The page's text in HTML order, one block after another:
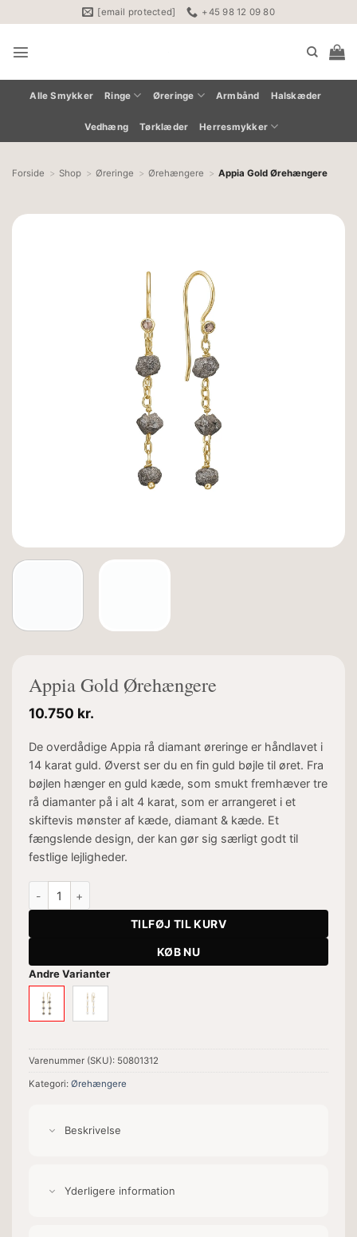
til
indhold
[email protected] +45 98 12 09 80
Alle Smykker Ringe Øreringe Armbånd Halskæder
Vedhæng Tørklæder Herresmykker
Forside Shop Øreringe Ørehængere Appia Gold Ørehængere
Appia Gold Ørehængere
10.750 kr.
De overdådige Appia rå diamant øreringe er håndlavet i
14 karat guld. Øverst ser du en fin guld bøjle til øret. Fra
bøjlen hænger en guld kæde, som smukt fremhæver tre
rå diamanter på i alt 4 karat, som er arrangeret i et
skiftevis mønster af kæde, diamant & kæde. Et
fængslende design, der kan gør sig særligt godt til
festlige lejligheder.
TILFØJ TIL KURV
KØB NU
Andre Varianter
Varenummer (SKU): 50801312
Kategori: Ørehængere
Beskrivelse
Yderligere information